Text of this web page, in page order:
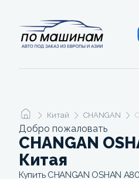
Китай CHANGAN
Добро пожаловать
CHANGAN
Китая
Купить CHANGAN OSHAN